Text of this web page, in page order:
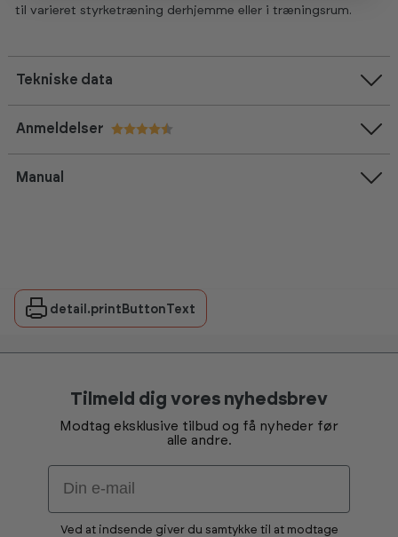
til varieret styrketræning derhjemme eller i træningsrum.
Tekniske data
Anmeldelser
Manual
detail.printButtonText
Tilmeld dig vores nyhedsbrev
Modtag eksklusive tilbud og få nyheder før
alle andre.
Email
Ved at indsende giver du samtykke til at modtage